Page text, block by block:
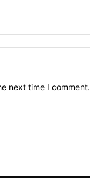
next time I comment.